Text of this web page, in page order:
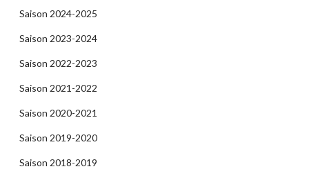
Saison 2024-2025
Saison 2023-2024
Saison 2022-2023
Saison 2021-2022
Saison 2020-2021
Saison 2019-2020
Saison 2018-2019